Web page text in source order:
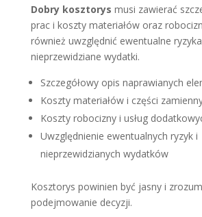
Dobry kosztorys musi zawierać
prac i koszty materiałów oraz
również uwzględnić ewentualne
nieprzewidziane wydatki.
Szczegółowy opis naprawianych
Koszty materiałów i części
Koszty robocizny i usług
Uwzględnienie ewentualnych ryzyk i
nieprzewidzianych wydatków
Kosztorys powinien być jasny i
podejmowanie decyzji.